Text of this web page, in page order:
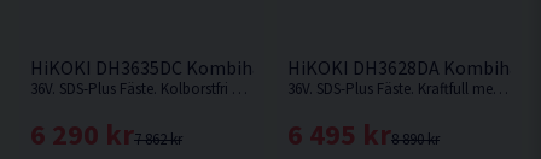
HiKOKI DH3635DC Kombihammare 36V
36V. SDS-Plus Fäste. Kolborstfri batteridriven SDS-Plus-kombihammare för kraftfull slagborrning i betong upp till Ø 35 mm. Levereras utan batteri och laddare.
7 862 kr
6 290 kr
HiKOKI DH3628DA
36V. SDS-Plus Fäste. Kraftfull med hög effekt och borr-/mejslingshastighet. Kampanjpris på begränsat antal. Kampanjpris på begränsat antal.
8 890 kr
6 495 kr